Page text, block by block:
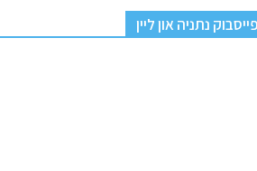
פייסבוק נתניה און ליין